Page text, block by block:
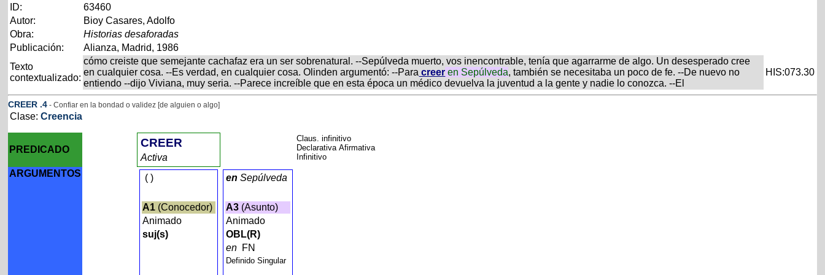
ID:
63460
Autor:
Bioy Casares, Adolfo
Obra:
Historias desaforadas
Publicación:
Alianza, Madrid, 1986
Texto
contextualizado:
cómo creiste que semejante cachafaz era un ser sobrenatural. --Sepúlveda muerto, vos inencontrable, tenía que agarrarme de algo. Un desesperado cree
en cualquier cosa. --Es verdad, en cualquier cosa. Olinden argumentó: --Para creer en Sepúlveda, también se necesitaba un poco de fe. --De nuevo no
entiendo --dijo Viviana, muy seria. --Parece increíble que en esta época un médico devuelva la juventud a la gente y nadie lo conozca. --El
HIS:073.30
CREER .4 - Confiar en la bondad o validez [de alguien o algo]
Clase:Creencia
PREDICADO
CREER
Activa
Claus. infinitivo
Declarativa Afirmativa
Infinitivo
ARGUMENTOS ( )
A1 (Conocedor)
Animado
suj(s)
en Sepúlveda
A3 (Asunto)
Animado
OBL(R)
en FN
Definido Singular